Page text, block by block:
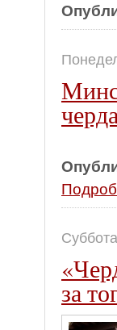
за